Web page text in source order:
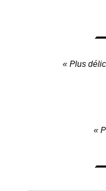
« Plus
«